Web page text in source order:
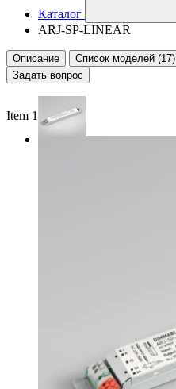
Каталог
ARJ-SP-LINEAR
Описание
Список моделей (17)
Задать вопрос
Item 1 of 2